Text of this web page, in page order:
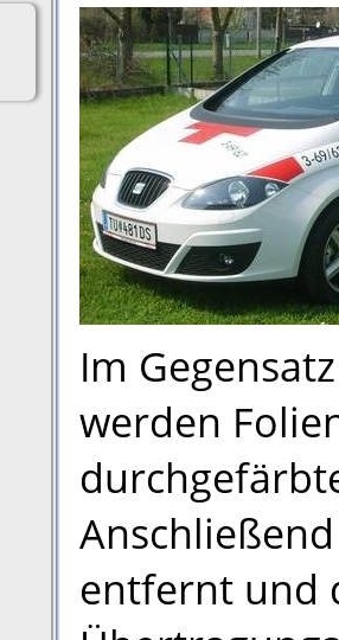
Im
werden
entfernt und